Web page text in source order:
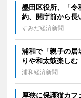
墨田区役所、「
約、開庁前から長
すみだ経済新聞
浦和で「親子の
りや和太鼓楽しむ
浦和経済新聞
厚狭に保護猫カ